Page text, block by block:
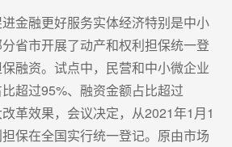
金融更好服务实体经济特别是中小
省市开展了动产和权利担保统一登
融资。试点中，民营和中小微企业
超过95%、融资金额占比超过
革效果，会议决定，从2021年1月1
保在全国实行统一登记。原由市场